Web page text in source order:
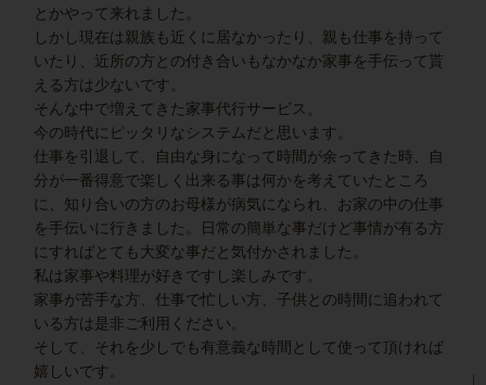
とかやって来れました。
しかし現在は親族も近くに居なかったり、親も仕事を持って
いたり、近所の方との付き合いもなかなか家事を手伝って貰
える方は少ないです。
そんな中で増えてきた家事代行サービス。
今の時代にピッタリなシステムだと思います。
仕事を引退して、自由な身になって時間が余ってきた時、自
分が一番得意で楽しく出来る事は何かを考えていたところ
に、知り合いの方のお母様が病気になられ、お家の中の仕事
を手伝いに行きました。日常の簡単な事だけど事情が有る方
にすればとても大変な事だと気付かされました。
私は家事や料理が好きですし楽しみです。
家事が苦手な方、仕事で忙しい方、子供との時間に追われて
いる方は是非ご利用ください。
そして、それを少しでも有意義な時間として使って頂ければ
嬉しいです。